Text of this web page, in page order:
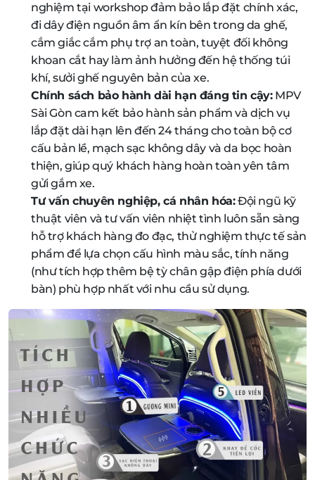
nghiệm tại workshop đảm bảo lắp đặt chính xác,
đi dây điện nguồn âm ẩn kín bên trong da ghế,
cắm giắc cắm phụ trợ an toàn, tuyệt đối không
khoan cắt hay làm ảnh hưởng đến hệ thống túi
khí, sưởi ghế nguyên bản của xe.
Chính sách bảo hành dài hạn đáng tin cậy:MPV
Sài Gòn cam kết bảo hành sản phẩm và dịch vụ
lắp đặt dài hạn lên đến 24 tháng cho toàn bộ cơ
cấu bản lề, mạch sạc không dây và da bọc hoàn
thiện, giúp quý khách hàng hoàn toàn yên tâm
gửi gắm xe.
Tư vấn chuyên nghiệp, cá nhân hóa:Đội ngũ kỹ
thuật viên và tư vấn viên nhiệt tình luôn sẵn sàng
hỗ trợ khách hàng đo đạc, thử nghiệm thực tế sản
phẩm để lựa chọn cấu hình màu sắc, tính năng
(như tích hợp thêm bệ tỳ chân gập điện phía dưới
bàn) phù hợp nhất với nhu cầu sử dụng.